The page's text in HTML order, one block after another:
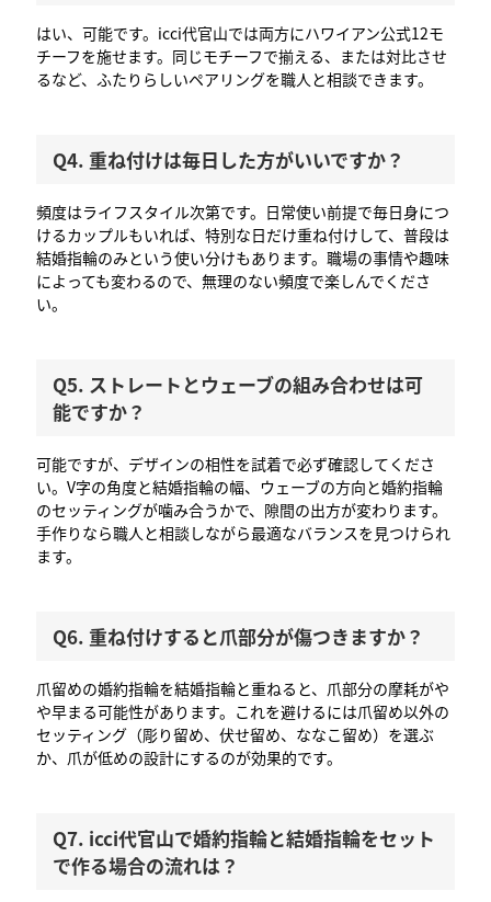
はい、可能です。icci代官山では両方にハワイアン公式12モ
チーフを施せます。同じモチーフで揃える、または対比させ
るなど、ふたりらしいペアリングを職人と相談できます。
Q4. 重ね付けは毎日した方がいいですか？
頻度はライフスタイル次第です。日常使い前提で毎日身につ
けるカップルもいれば、特別な日だけ重ね付けして、普段は
結婚指輪のみという使い分けもあります。職場の事情や趣味
によっても変わるので、無理のない頻度で楽しんでくださ
い。
Q5. ストレートとウェーブの組み合わせは可
能ですか？
可能ですが、デザインの相性を試着で必ず確認してくださ
い。V字の角度と結婚指輪の幅、ウェーブの方向と婚約指輪
のセッティングが噛み合うかで、隙間の出方が変わります。
手作りなら職人と相談しながら最適なバランスを見つけられ
ます。
Q6. 重ね付けすると爪部分が傷つきますか？
爪留めの婚約指輪を結婚指輪と重ねると、爪部分の摩耗がや
や早まる可能性があります。これを避けるには爪留め以外の
セッティング（彫り留め、伏せ留め、ななこ留め）を選ぶ
か、爪が低めの設計にするのが効果的です。
Q7. icci代官山で婚約指輪と結婚指輪をセット
で作る場合の流れは？